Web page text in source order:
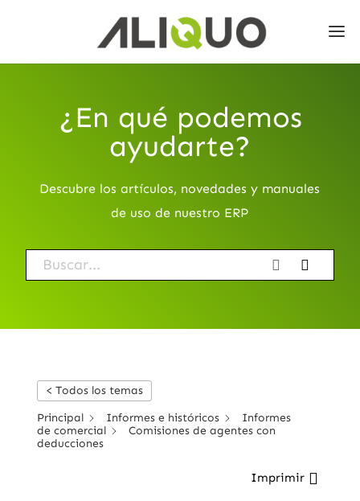
¿En qué podemos
ayudarte?
Descubre los artículos, novedades y manuales
de uso de nuestro ERP
< Todos los temas
Principal Informes e históricos
Informes
de comercial
Comisiones de agentes con
deducciones
Imprimir